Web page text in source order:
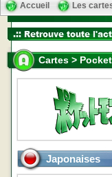
Accueil Les
Cartes >
Japonaises